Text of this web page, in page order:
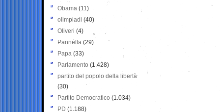
Obama (11)
olimpiadi (40)
Oliveri (4)
Pannella (29)
Papa (33)
Parlamento (1.428)
partito del popolo della libertà
(30)
Partito Democratico (1.034)
PD (1.188)